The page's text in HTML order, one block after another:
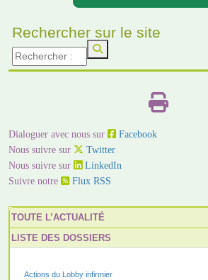
Rechercher sur le site
Dialoguer avec nous sur
Facebook
Nous suivre sur
Twitter
Nous suivre sur
LinkedIn
Suivre notre
Flux RSS
TOUTE L’ACTUALITÉ
LISTE DES DOSSIERS
Actions du Lobby infirmier